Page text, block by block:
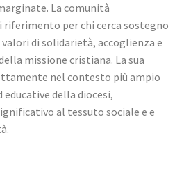
La comunità
riferimento per chi cerca sostegno
di solidarietà, accoglienza e
missione cristiana. La sua
nel contesto più ampio
della diocesi,
al tessuto sociale e e